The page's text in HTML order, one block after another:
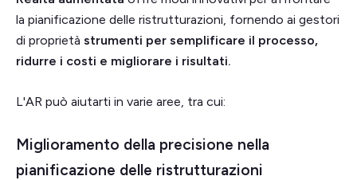
la pianificazione delle ristrutturazioni, fornendo ai gestori
di proprietà strumenti per semplificare il processo,
ridurre i costi e migliorare i risultati.
L'AR può aiutarti in varie aree, tra cui:
Miglioramento della precisione nella
pianificazione delle ristrutturazioni